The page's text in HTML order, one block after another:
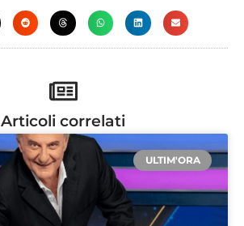
Articoli correlati
ULTIM'ORA